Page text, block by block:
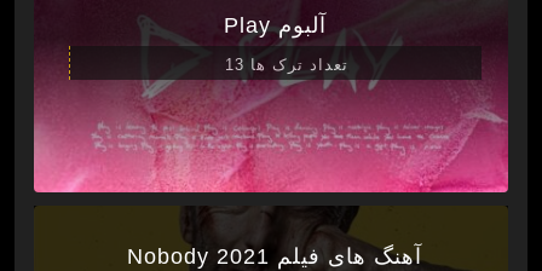
آلبوم Play
تعداد ترک ها 13
آهنگ های فیلم Nobody 2021